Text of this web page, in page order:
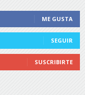
ME GUSTA
SEGUIR
SUSCRIBIRTE